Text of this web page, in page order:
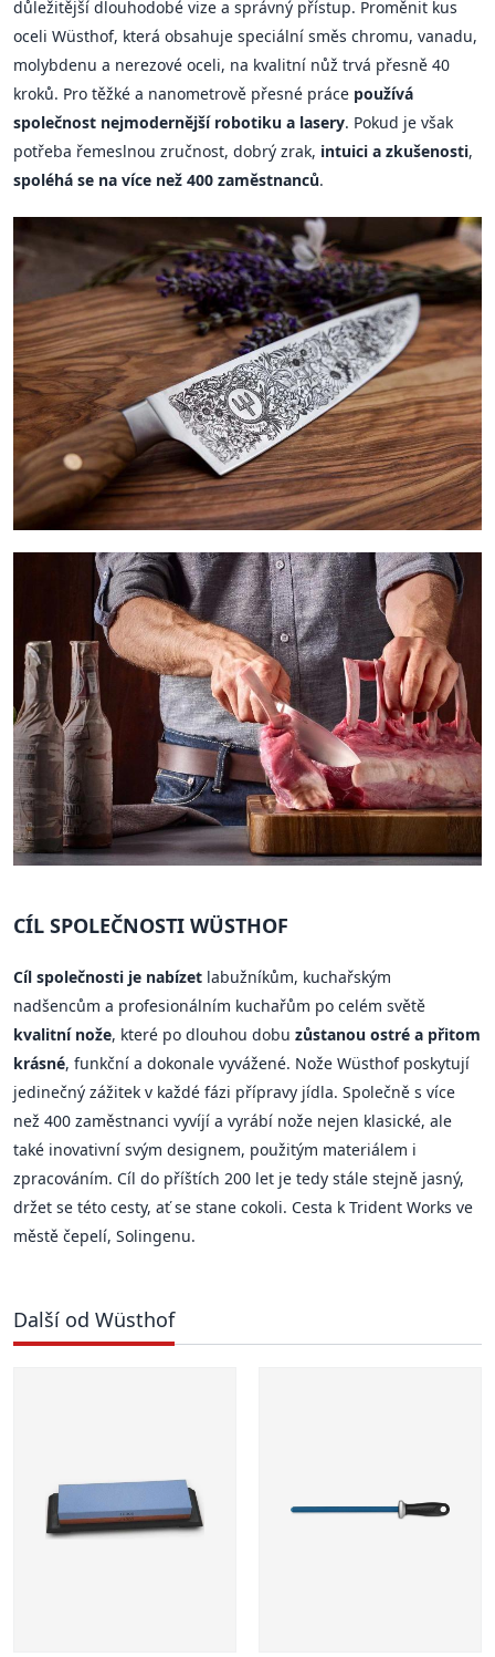
důležitější dlouhodobé vize a správný přístup. Proměnit kus
oceli Wüsthof, která obsahuje speciální směs chromu, vanadu,
molybdenu a nerezové oceli, na kvalitní nůž trvá přesně 40
kroků. Pro těžké a nanometrově přesné práce používá
společnost nejmodernější robotiku a lasery. Pokud je však
potřeba řemeslnou zručnost, dobrý zrak, intuici a zkušenosti,
spoléhá se na více než 400 zaměstnanců.
CÍL SPOLEČNOSTI WÜSTHOF
Cíl společnosti je nabízet labužníkům, kuchařským
nadšencům a profesionálním kuchařům po celém světě
kvalitní nože, které po dlouhou dobu zůstanou ostré a přitom
krásné, funkční a dokonale vyvážené. Nože Wüsthof poskytují
jedinečný zážitek v každé fázi přípravy jídla. Společně s více
než 400 zaměstnanci vyvíjí a vyrábí nože nejen klasické, ale
také inovativní svým designem, použitým materiálem i
zpracováním. Cíl do příštích 200 let je tedy stále stejně jasný,
držet se této cesty, ať se stane cokoli. Cesta k Trident Works ve
městě čepelí, Solingenu.
Další od Wüsthof